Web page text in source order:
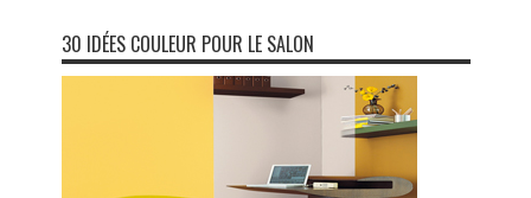
30 IDÉES COULEUR POUR LE SALON